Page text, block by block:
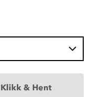
Klikk & Hent